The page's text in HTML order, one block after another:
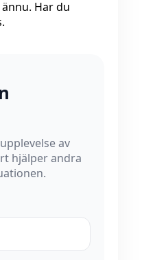
Har du
av
hjälper andra